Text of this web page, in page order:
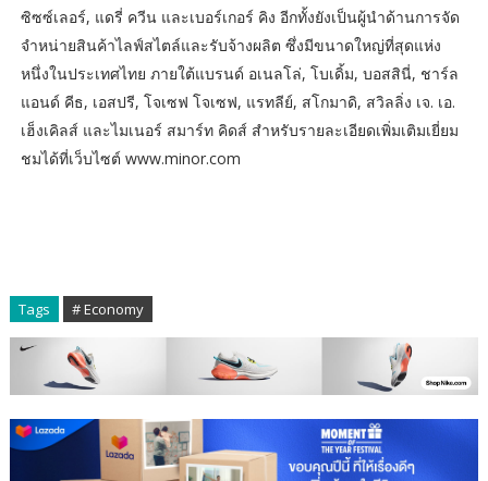
ซิซซ์เลอร์, แดรี่ ควีน และเบอร์เกอร์ คิง อีกทั้งยังเป็นผู้นำด้านการจัด
จำหน่ายสินค้าไลฟ์สไตล์และรับจ้างผลิต ซึ่งมีขนาดใหญ่ที่สุดแห่ง
หนึ่งในประเทศไทย ภายใต้แบรนด์ อเนลโล่, โบเดิ้ม, บอสสินี่, ชาร์ล
แอนด์ คีธ, เอสปรี, โจเซฟ โจเซฟ, แรทลีย์, สโกมาดิ, สวิลลิ่ง เจ. เอ.
เฮ็งเคิลส์ และไมเนอร์ สมาร์ท คิดส์ สำหรับรายละเอียดเพิ่มเติมเยี่ยม
ชมได้ที่เว็บไซต์ www.minor.com
Tags # Economy